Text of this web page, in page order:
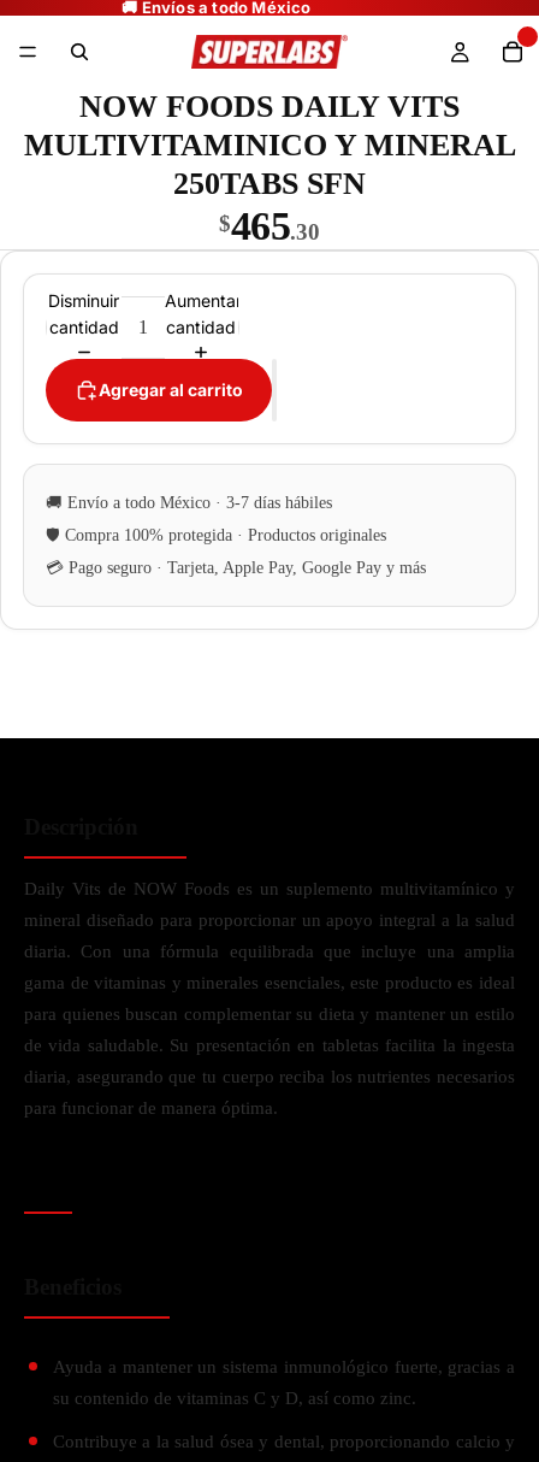
NOW FOODS DAILY VITS
MULTIVITAMINICO Y MINERAL
250TABS SFN
$465.30
Disminuir
cantidad
Aumentar
cantidad
Agregar al carrito
Daily Vits de NOW Foods es un suplemento multivitamínico y
mineral diseñado para proporcionar un apoyo integral a la salud
diaria. Con una fórmula equilibrada que incluye una amplia
gama de vitaminas y minerales esenciales, este producto es ideal
para quienes buscan complementar su dieta y mantener un estilo
de vida saludable. Su presentación en tabletas facilita la ingesta
diaria, asegurando que tu cuerpo reciba los nutrientes necesarios
para funcionar de manera óptima.
Ayuda a mantener un sistema inmunológico fuerte, gracias a
su contenido de vitaminas C y D, así como zinc.
Contribuye a la salud ósea y dental, proporcionando calcio y